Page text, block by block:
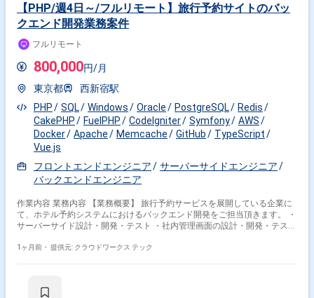
【PHP/週4日～/フルリモート】旅行予約サイトのバッ
クエンド開発業務案件
フルリモート
800,000円/月
東京都
西新宿駅
PHP
SQL Windows Oracle PostgreSQL
Redis
CakePHP
FuelPHP CodeIgniter Symfony
AWS
Docker
Apache Memcache GitHub
TypeScript
Vue.js
フロントエンドエンジニア
サーバーサイドエンジニア
バックエンドエンジニア
作業内容 業務内容 【業務概要】 旅行予約サービスを展開している企業に
て、ホテル予約システムにおけるバックエンド開発をご担当頂きます。 ・
サーバーサイド設計・開発・テスト ・社内管理画面の設計・開発・テスト
ンバーのほとんどはフルリモートにて業務を行っております。 週に何日か
義などの上流工程に携わって頂く事も可能です。 基本的には長期参画が前
1ヶ月前・ 提供元: クラウドワークス テック